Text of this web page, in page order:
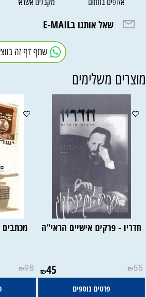
שאל אותנו בE-MAIL
שתף דף זה
משלימים
חדריו - פרקים אישיים הראי"ה
₪55
₪45
פרטים נוספים
מכתבים
₪98